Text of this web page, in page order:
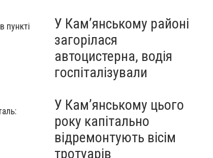
пункті
У Кам’янському районі
загорілася
автоцистерна, водія
госпіталізували
У Кам’янському цього
року капітально
відремонтують вісім
тротуарів